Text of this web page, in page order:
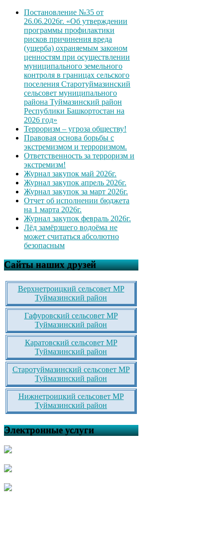
Постановление №35 от
26.06.2026г. «Об утверждении
программы профилактики
рисков причинения вреда
(ущерба) охраняемым законом
ценностям при осуществлении
муниципального земельного
контроля в границах сельского
поселения Старотуймазинский
сельсовет муниципального
района Туймазинский район
Республики Башкортостан на
2026 год»
Терроризм – угроза обществу!
Правовая основа борьбы с
экстремизмом и терроризмом.
Ответственность за терроризм и
экстремизм!
Журнал закупок май 2026г.
Журнал закупок апрель 2026г.
Журнал закупок за март 2026г.
Отчет об исполнении бюджета
на 1 марта 2026г.
Журнал закупок февраль 2026г.
Лёд замёрзшего водоёма не
может считаться абсолютно
безопасным
Сайты наших друзей
Верхнетроицкий сельсовет МР
Туймазинский район
Гафуровский сельсовет МР
Туймазинский район
Каратовский сельсовет МР
Туймазинский район
Старотуймазинский сельсовет МР
Туймазинский район
Нижнетроицкий сельсовет МР
Туймазинский район
Электронные услуги